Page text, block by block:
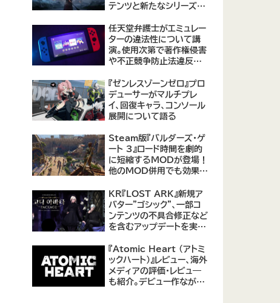
テンツと新たなシリーズ作
【09/17更新】
任天堂弁護士がエミュレー
ターの違法性について講
演。使用次第で著作権侵害
や不正競争防止法違反に
『ゼンレスゾーンゼロ』プロ
デューサーがマルチプレ
イ、回復キャラ、コンソール
展開について語る
Steam版『バルダーズ・ゲ
ート 3』ロード時間を劇的
に短縮するMODが登場！
他のMOD併用でも効果を
価
KR『LOST ARK』新規ア
バター"ゴシック"、一部コ
ンテンツの不具合修正など
を含むアップデートを実
『Atomic Heart (アトミ
ックハート)』レビュー、海外
メディアの評価・レビュ―
も紹介。デビュー作ながら